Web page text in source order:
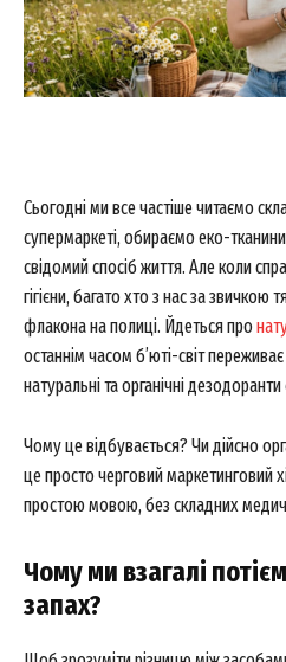
Сьогодні ми все частіше читаємо
супермаркеті, обираємо еко-
свідомий спосіб життя. Але коли
гігієни, багато хто з нас за звичкою
флакона на полиці. Йдеться про
останнім часом б’юті-світ
натуральні та органічні
Чому це відбувається? Чи дійсно
це просто черговий маркетинговий
простою мовою, без складних
Чому ми взагалі
запах?